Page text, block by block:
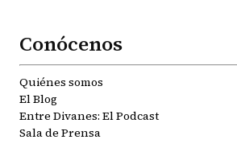
Conócenos
Quiénes somos
El Blog
Entre Divanes: El Podcast
Sala de Prensa